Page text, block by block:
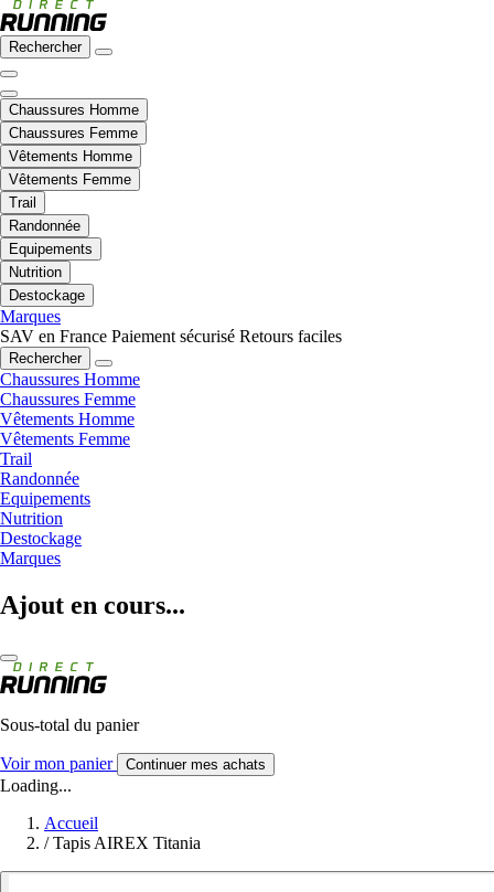
Rechercher
Chaussures Homme
Chaussures Femme
Vêtements Homme
Vêtements Femme
Trail
Randonnée
Equipements
Nutrition
Destockage
Marques
SAV en France Paiement sécurisé Retours faciles
Rechercher
Chaussures Homme
Chaussures Femme
Vêtements Homme
Vêtements Femme
Trail
Randonnée
Equipements
Nutrition
Destockage
Marques
Ajout en cours...
Sous-total du panier
Voir mon panier Continuer mes achats
Loading...
Accueil
/ Tapis AIREX Titania